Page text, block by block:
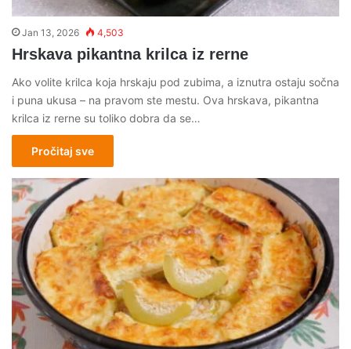
Jan 13, 2026 4,503
Hrskava pikantna krilca iz rerne
Ako volite krilca koja hrskaju pod zubima, a iznutra ostaju sočna
i puna ukusa – na pravom ste mestu. Ova hrskava, pikantna
krilca iz rerne su toliko dobra da se…
Pročitaj sve